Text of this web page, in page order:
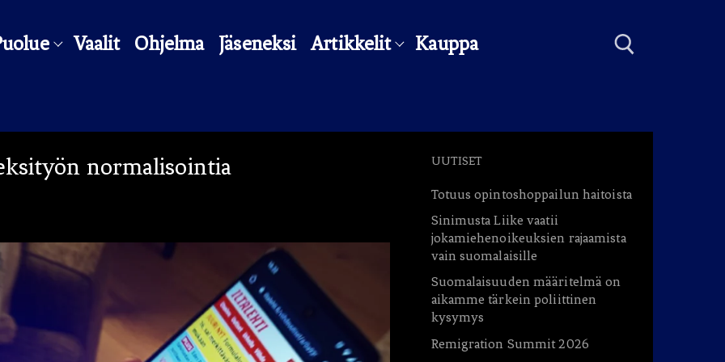
Vaalit Ohjelma Jäseneksi Artikkelit Kauppa
normalisointia UUTISET
Totuus opintoshoppailun haitoista
Sinimusta Liike vaatii
jokamiehenoikeuksien rajaamista
vain suomalaisille
Suomalaisuuden määritelmä on
aikamme tärkein poliittinen
kysymys
Remigration Summit 2026